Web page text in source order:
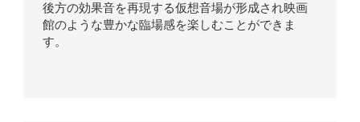
後方の効果音を再現する仮想音場が形成され映画
館のような豊かな臨場感を楽しむことができま
す。